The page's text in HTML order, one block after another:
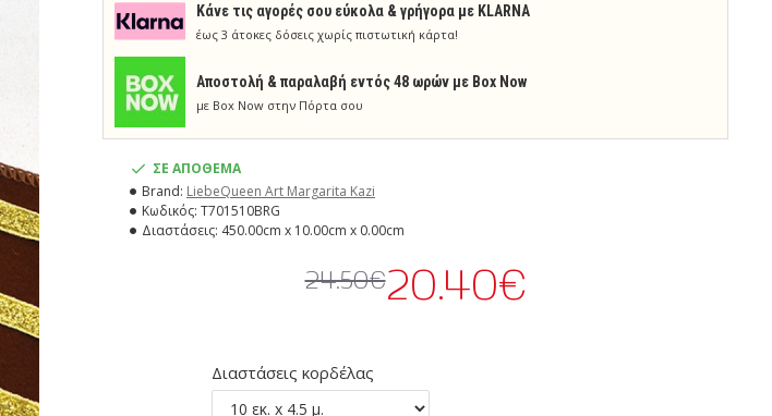
Κάνε τις αγορές σου εύκολα & γρήγορα με KLARNA
έως 3 άτοκες δόσεις χωρίς πιστωτική κάρτα!
Aποστολή & παραλαβή εντός 48 ωρών με Box Now
με Box Now στην Πόρτα σου
ΣΕ ΑΠΟΘΕΜΑ
Brand: LiebeQueen Art Margarita Kazi
Κωδικός: T701510BRG
Διαστάσεις: 450.00cm x 10.00cm x 0.00cm
20.40€
24.50€
Διαστάσεις κορδέλας